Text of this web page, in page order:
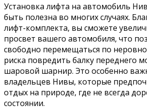
Установка лифта на автомобиль
быть полезна во многих случаях.
лифт-комплекта, вы сможете
просвет вашего автомобиля, что
свободно перемещаться по
риска повредить балку переднего
шаровой шарнир. Это особенно
владельцев Нивы, которые
отдых на природе, где не всегда
состоянии.